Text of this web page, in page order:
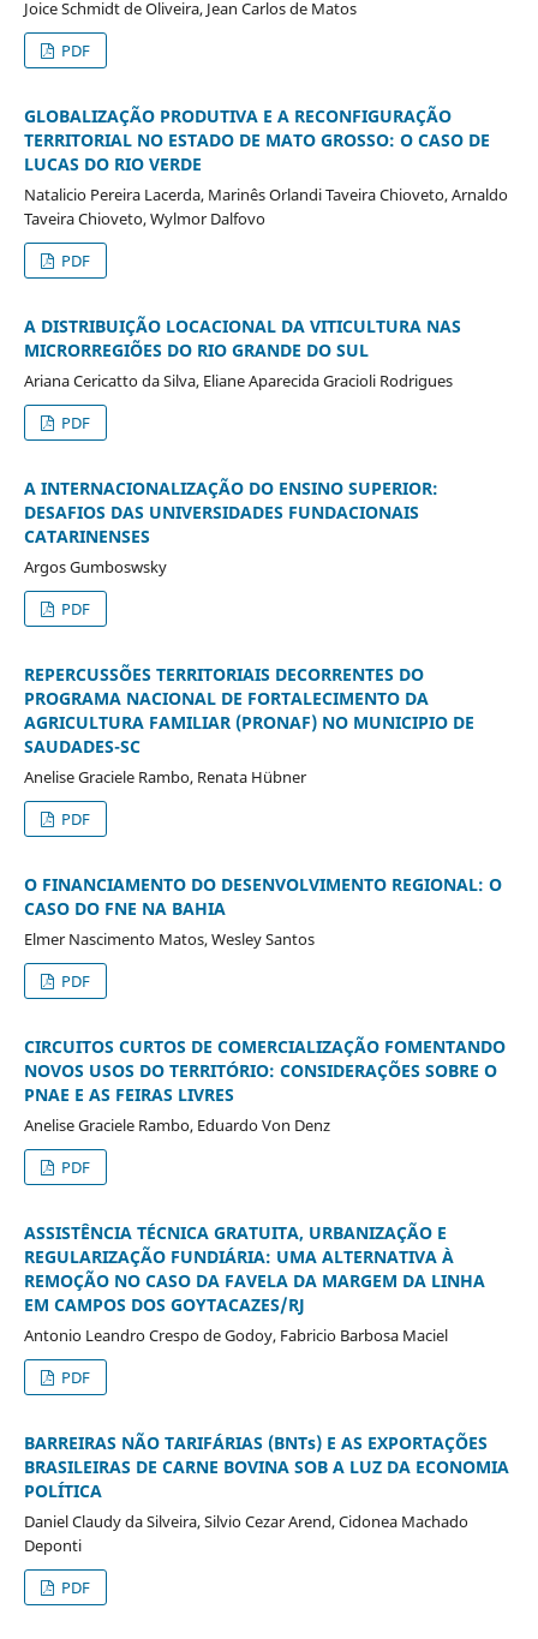
Joice Schmidt de Oliveira, Jean Carlos de Matos
PDF
GLOBALIZAÇÃO PRODUTIVA E A RECONFIGURAÇÃO
TERRITORIAL NO ESTADO DE MATO GROSSO: O CASO DE
LUCAS DO RIO VERDE
Natalicio Pereira Lacerda, Marinês Orlandi Taveira Chioveto, Arnaldo
Taveira Chioveto, Wylmor Dalfovo
PDF
A DISTRIBUIÇÃO LOCACIONAL DA VITICULTURA NAS
MICRORREGIÕES DO RIO GRANDE DO SUL
Ariana Cericatto da Silva, Eliane Aparecida Gracioli Rodrigues
PDF
A INTERNACIONALIZAÇÃO DO ENSINO SUPERIOR:
DESAFIOS DAS UNIVERSIDADES FUNDACIONAIS
CATARINENSES
Argos Gumboswsky
PDF
REPERCUSSÕES TERRITORIAIS DECORRENTES DO
PROGRAMA NACIONAL DE FORTALECIMENTO DA
AGRICULTURA FAMILIAR (PRONAF) NO MUNICIPIO DE
SAUDADES-SC
Anelise Graciele Rambo, Renata Hübner
PDF
O FINANCIAMENTO DO DESENVOLVIMENTO REGIONAL: O
CASO DO FNE NA BAHIA
Elmer Nascimento Matos, Wesley Santos
PDF
CIRCUITOS CURTOS DE COMERCIALIZAÇÃO FOMENTANDO
NOVOS USOS DO TERRITÓRIO: CONSIDERAÇÕES SOBRE O
PNAE E AS FEIRAS LIVRES
Anelise Graciele Rambo, Eduardo Von Denz
PDF
ASSISTÊNCIA TÉCNICA GRATUITA, URBANIZAÇÃO E
REGULARIZAÇÃO FUNDIÁRIA: UMA ALTERNATIVA À
REMOÇÃO NO CASO DA FAVELA DA MARGEM DA LINHA
EM CAMPOS DOS GOYTACAZES/RJ
Antonio Leandro Crespo de Godoy, Fabricio Barbosa Maciel
PDF
BARREIRAS NÃO TARIFÁRIAS (BNTs) E AS EXPORTAÇÕES
BRASILEIRAS DE CARNE BOVINA SOB A LUZ DA ECONOMIA
POLÍTICA
Daniel Claudy da Silveira, Silvio Cezar Arend, Cidonea Machado
Deponti
PDF